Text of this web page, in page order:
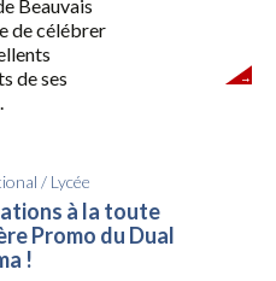
Beauvais
de célébrer
de ses
/ Lycée
à la toute
Promo du Dual
!